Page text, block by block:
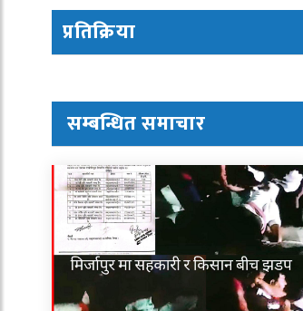
प्रतिक्रिया
सम्बन्धित समाचार